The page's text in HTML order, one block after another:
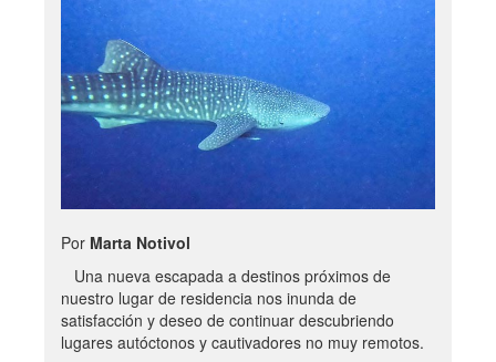
Por Marta Notivol
Una nueva escapada a destinos próximos de
nuestro lugar de residencia nos inunda de
satisfacción y deseo de continuar descubriendo
lugares autóctonos y cautivadores no muy remotos.